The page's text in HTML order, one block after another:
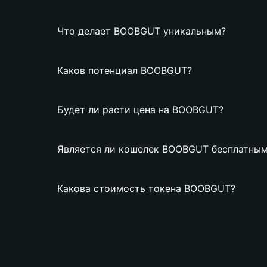
Что делает BOOBGUT уникальным?
Каков потенциал BOOBGUT?
Будет ли расти цена на BOOBGUT?
Является ли кошелек BOOBGUT
Какова стоимость токена BOOBGUT?